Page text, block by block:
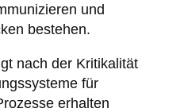
und
bestehen.
nach der Kritikalität
für
erhalten